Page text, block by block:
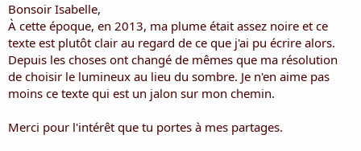
Bonsoir Isabelle,
À cette époque, en 2013, ma plume était assez noire et ce
texte est plutôt clair au regard de ce que j'ai pu écrire alors.
Depuis les choses ont changé de mêmes que ma résolution
de choisir le lumineux au lieu du sombre. Je n'en aime pas
moins ce texte qui est un jalon sur mon chemin.
Merci pour l'intérêt que tu portes à mes partages.